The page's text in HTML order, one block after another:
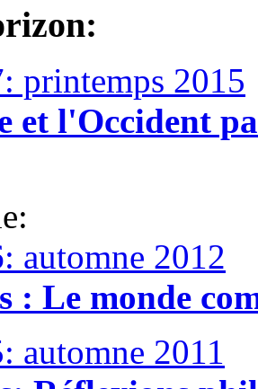
printemps 2015
l'Occident
automne 2012
: Le monde
automne 2011